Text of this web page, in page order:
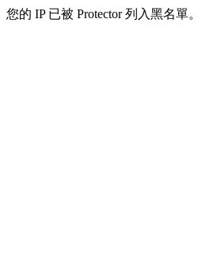
您的 IP 已被 Protector 列入黑名單